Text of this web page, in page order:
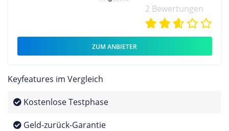
2 Bewertungen
ZUM ANBIETER
Keyfeatures im Vergleich
Kostenlose Testphase
Geld-zurück-Garantie